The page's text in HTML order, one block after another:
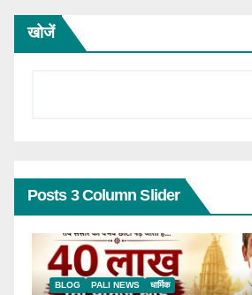
खोजें
Posts 3 Column Slider
BLOG टॉप न्यूज़ धार्मिक